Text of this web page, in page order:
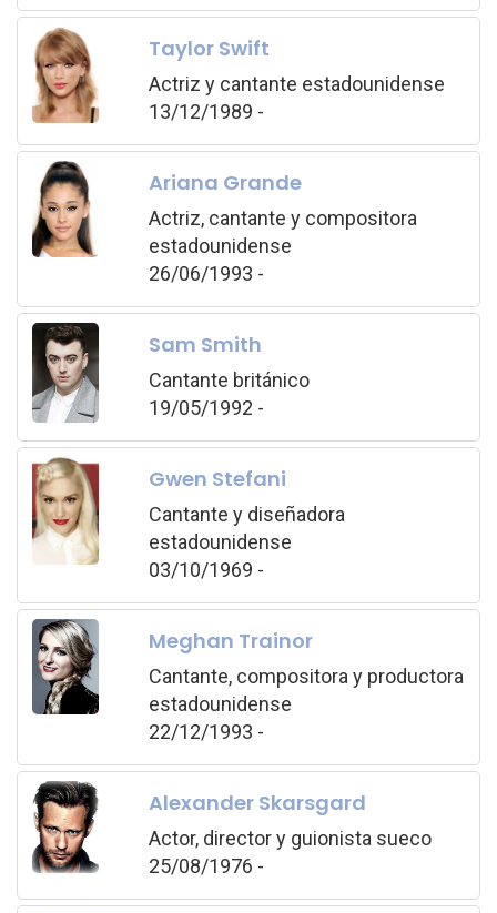
Taylor Swift
Actriz y cantante estadounidense
13/12/1989 -
Ariana Grande
Actriz, cantante y compositora
estadounidense
26/06/1993 -
Sam Smith
Cantante británico
19/05/1992 -
Gwen Stefani
Cantante y diseñadora
estadounidense
03/10/1969 -
Meghan Trainor
Cantante, compositora y productora
estadounidense
22/12/1993 -
Alexander Skarsgard
Actor, director y guionista sueco
25/08/1976 -